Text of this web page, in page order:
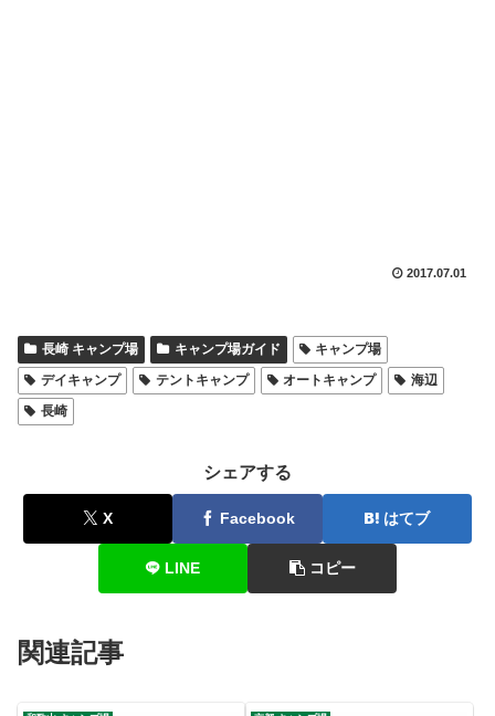
2017.07.01
長崎 キャンプ場 キャンプ場ガイド
キャンプ場
デイキャンプ
テントキャンプ オートキャンプ
海辺
長崎
シェアする
X Facebook はてブ
LINE コピー
関連記事